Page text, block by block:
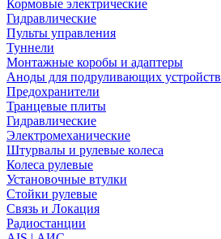
Кормовые электрические
Гидравлические
Пульты управления
Туннели
Монтажные коробы и адаптеры
Аноды для подруливающих устройств
Предохранители
Транцевые плиты
Гидравлические
Электромеханические
Штурвалы и рулевые колеса
Колеса рулевые
Установочные втулки
Стойки рулевые
Связь и Локация
Радиостанции